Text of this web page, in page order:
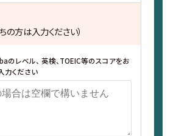
の方は入力ください）
のレベル、 英検、TOEIC等のスコアをお
力ください